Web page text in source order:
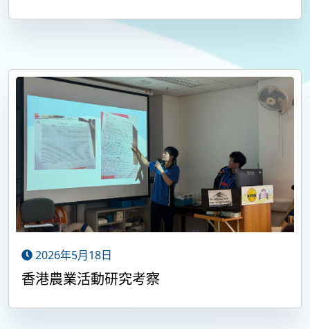
2026年5月18日
香港農業活動研究考察